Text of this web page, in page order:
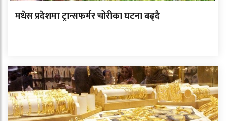
मधेस प्रदेशमा ट्रान्सफर्मर चोरीका घटना बढ्दै